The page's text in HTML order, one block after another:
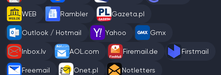
WEB Rambler Gazeta.pl
Outlook / Hotmail Yahoo Gmx
Inbox.lv AOL.com Firemail.de Firstmail
Freemail Onet.pl Notletters